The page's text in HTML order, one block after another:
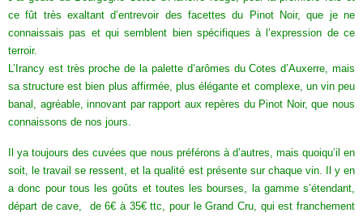
ce fût très exaltant d’entrevoir des facettes du Pinot Noir, que je ne
connaissais pas et qui semblent bien spécifiques à l’expression de ce
terroir.
L’Irancy est très proche de la palette d’arômes du Cotes d’Auxerre, mais
sa structure est bien plus affirmée, plus élégante et complexe, un vin peu
banal, agréable, innovant par rapport aux repères du Pinot Noir, que nous
connaissons de nos jours.
Il ya toujours des cuvées que nous préférons à d’autres, mais quoiqu’il en
soit, le travail se ressent, et la qualité est présente sur chaque vin. Il y en
a donc pour tous les goûts et toutes les bourses, la gamme s’étendant,
départ de cave, de 6€ à 35€ ttc, pour le Grand Cru, qui est franchement